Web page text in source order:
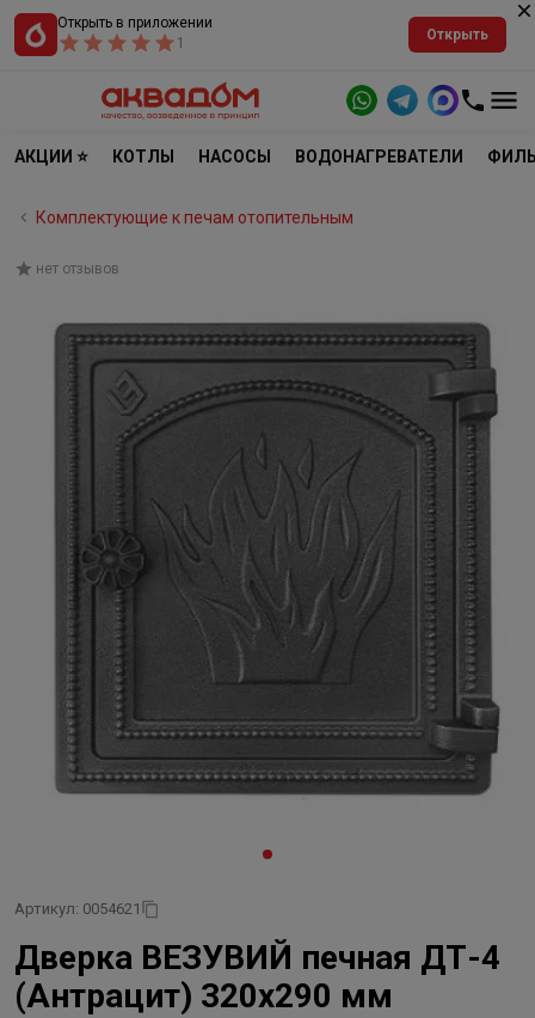
Открыть в приложении
1
Открыть
АКЦИИ ⭐ КОТЛЫ НАСОСЫ ВОДОНАГРЕВАТЕЛИ
Комплектующие к печам отопительным
нет отзывов
Артикул: 0054621
Дверка ВЕЗУВИЙ печная ДТ-4
(Антрацит) 320x290 мм